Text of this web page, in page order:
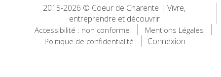
2015-2026 © Coeur de Charente | Vivre,
entreprendre et découvrir
Accessibilité : non conforme
Mentions Légales
Politique de confidentialité
Connexion